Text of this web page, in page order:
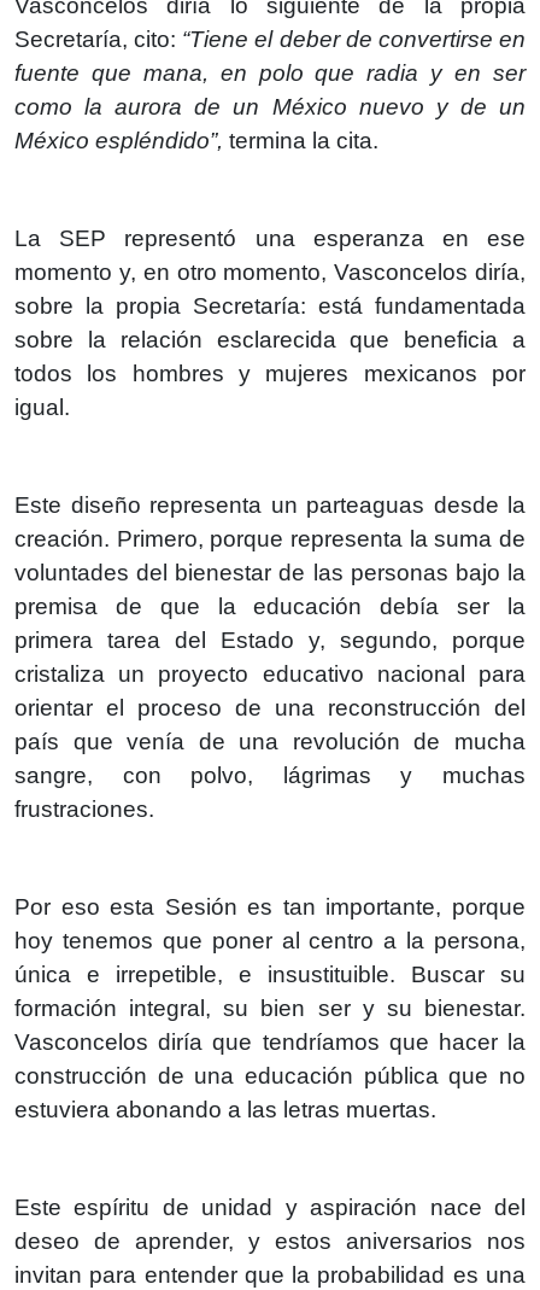
Vasconcelos diría lo siguiente de la propia
Secretaría, cito: “Tiene el deber de convertirse en
fuente que mana, en polo que radia y en ser
como la aurora de un México nuevo y de un
México espléndido”, termina la cita.
La SEP representó una esperanza en ese
momento y, en otro momento, Vasconcelos diría,
sobre la propia Secretaría: está fundamentada
sobre la relación esclarecida que beneficia a
todos los hombres y mujeres mexicanos por
igual.
Este diseño representa un parteaguas desde la
creación. Primero, porque representa la suma de
voluntades del bienestar de las personas bajo la
premisa de que la educación debía ser la
primera tarea del Estado y, segundo, porque
cristaliza un proyecto educativo nacional para
orientar el proceso de una reconstrucción del
país que venía de una revolución de mucha
sangre, con polvo, lágrimas y muchas
frustraciones.
Por eso esta Sesión es tan importante, porque
hoy tenemos que poner al centro a la persona,
única e irrepetible, e insustituible. Buscar su
formación integral, su bien ser y su bienestar.
Vasconcelos diría que tendríamos que hacer la
construcción de una educación pública que no
estuviera abonando a las letras muertas.
Este espíritu de unidad y aspiración nace del
deseo de aprender, y estos aniversarios nos
invitan para entender que la probabilidad es una